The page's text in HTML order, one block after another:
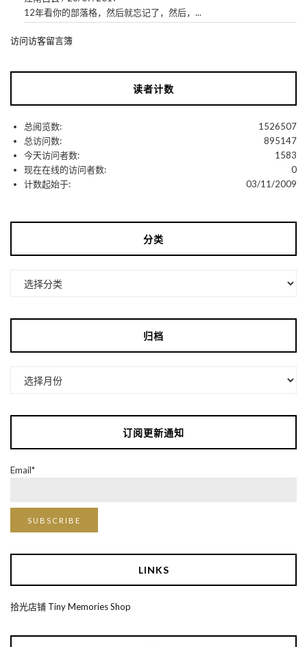
12年看你的部落格，然后就忘记了，然后，...
访问访客留言簿
读者计数
1526507
总阅览数:
895147
总访问数:
1583
今天访问者数:
0
现在在线的访问者数:
03/11/2009
计数起始于:
分类
归档
订阅更新通知
Email*
LINKS
拾光店铺 Tiny Memories Shop